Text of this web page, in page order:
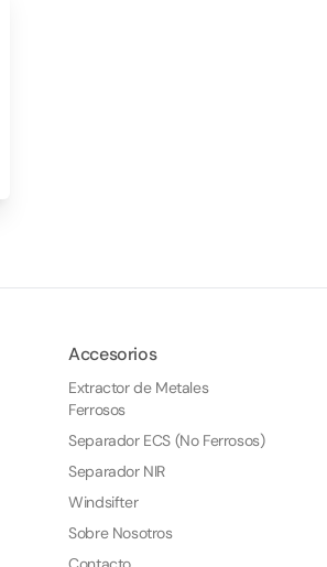
Accesorios
Extractor de Metales
Ferrosos
Separador ECS (No Ferrosos)
Separador NIR
Windsifter
Sobre Nosotros